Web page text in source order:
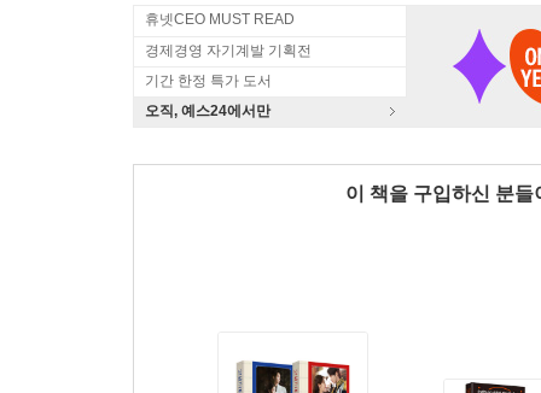
휴넷CEO MUST READ
경제경영 자기계발 기획전
기간 한정 특가 도서
오직, 예스24에서만
이 책을 구입하신 분